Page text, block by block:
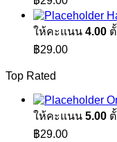
ให้คะแนน 4.00
฿29.00
Top Rated
ให้คะแนน 5.00
฿29.00